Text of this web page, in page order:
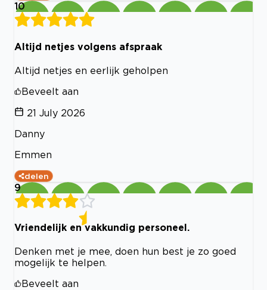
10
Altijd netjes volgens afspraak
Altijd netjes en eerlijk geholpen
Beveelt aan
21 July 2026
Danny
Emmen
delen
9
Vriendelijk en vakkundig personeel.
Denken met je mee, doen hun best je zo goed
mogelijk te helpen.
Beveelt aan